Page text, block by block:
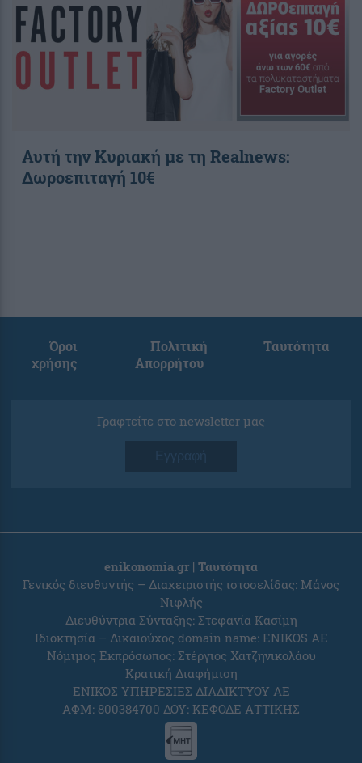
Αυτή την Κυριακή με τη Realnews:
Δωροεπιταγή 10€
Όροι
χρήσης
Πολιτική
Απορρήτου
Ταυτότητα
Γραφτείτε στο newsletter μας
Εγγραφή
enikonomia.gr | Ταυτότητα
Γενικός διευθυντής – Διαχειριστής ιστοσελίδας: Μάνος
Νιφλής
Διευθύντρια Σύνταξης: Στεφανία Κασίμη
Ιδιοκτησία – Δικαιούχος domain name: ENIKOS AE
Νόμιμος Εκπρόσωπος: Στέργιος Χατζηνικολάου
Κρατική Διαφήμιση
ΕΝΙΚΟΣ ΥΠΗΡΕΣΙΕΣ ΔΙΑΔΙΚΤΥΟΥ ΑΕ
ΑΦΜ: 800384700 ΔΟΥ: ΚΕΦΟΔΕ ΑΤΤΙΚΗΣ